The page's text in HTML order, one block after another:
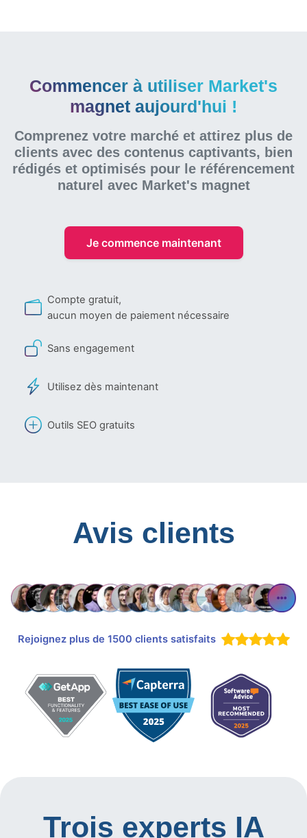
Commencer à utiliser Market's
magnet aujourd'hui !
Comprenez votre marché et attirez plus de
clients avec des contenus captivants, bien
rédigés et optimisés pour le référencement
naturel avec Market's magnet
Je commence maintenant
Compte gratuit,
aucun moyen de paiement nécessaire
Sans engagement
Utilisez dès maintenant
Outils SEO gratuits
Avis clients
Rejoignez plus de 1500 clients satisfaits
Trois experts IA